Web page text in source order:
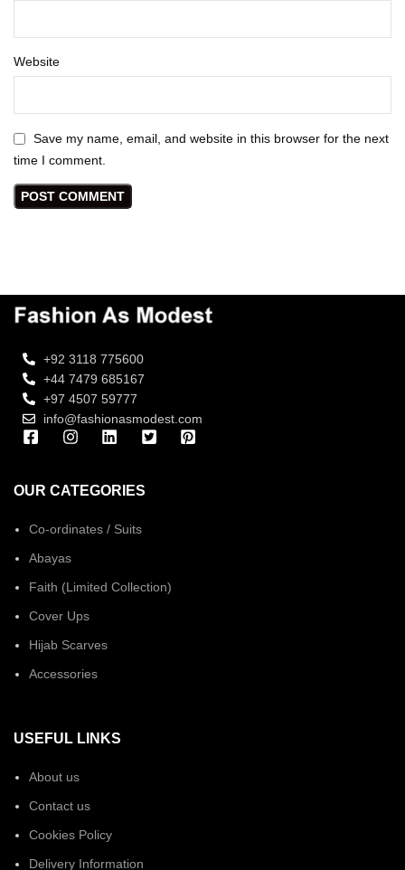
Website
Save my name, email, and website in this browser for the next
time I comment.
+92 3118 775600
+44 7479 685167
+97 4507 59777
info@fashionasmodest.com
OUR CATEGORIES
Co-ordinates / Suits
Abayas
Faith (Limited Collection)
Cover Ups
Hijab Scarves
Accessories
USEFUL LINKS
About us
Contact us
Cookies Policy
Delivery Information